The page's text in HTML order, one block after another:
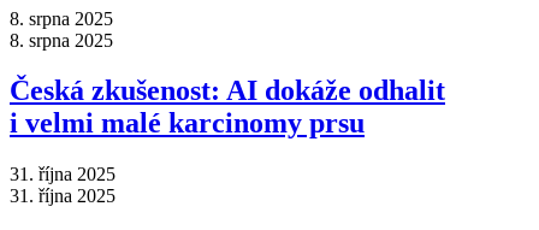
8. srpna 2025
8. srpna 2025
Česká zkušenost: AI dokáže odhalit
i velmi malé karcinomy prsu
31. října 2025
31. října 2025